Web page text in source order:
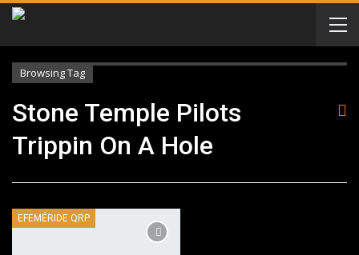
Browsing Tag
Stone Temple Pilots
Trippin On A Hole
EFEMÉRIDE QRP